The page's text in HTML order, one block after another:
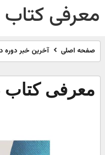
معرفی کتاب
صفحه اصلی آخرین خبر دوره
معرفی کتاب